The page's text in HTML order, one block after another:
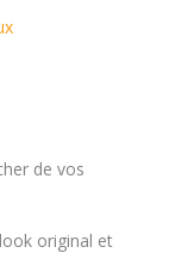
de vos
original et